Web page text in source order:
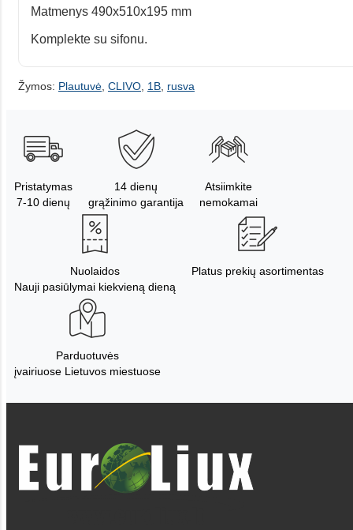
Matmenys 490x510x195 mm
Komplekte su sifonu.
Žymos: Plautuvė CLIVO 1B rusva
Pristatymas
7-10 dienų
14 dienų
grąžinimo garantija
Atsiimkite
nemokamai
Nuolaidos
Nauji pasiūlymai kiekvieną dieną
Platus prekių asortimentas
Parduotuvės
įvairiuose Lietuvos miestuose